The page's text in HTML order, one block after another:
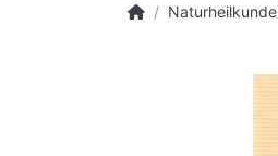
Startseite
Naturheilkunde